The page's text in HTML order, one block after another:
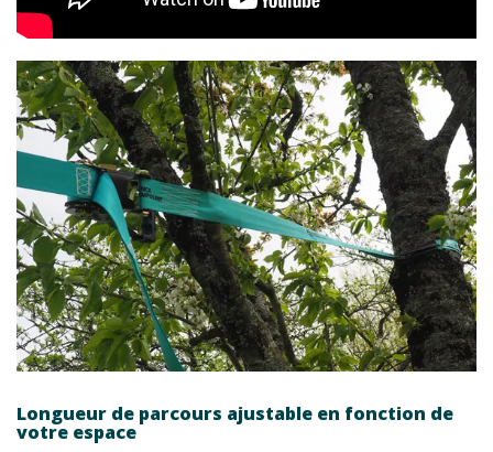
Longueur de parcours ajustable en fonction de
votre espace